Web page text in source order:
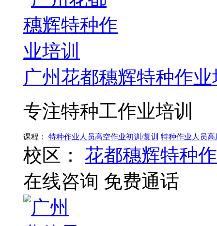
广州花都穗辉特种作
专注特种工作业培训
课程： 特种作业人员高空作业初训/复训 特种作业人员
校区：
花都穗辉特种
在线咨询 免费通话